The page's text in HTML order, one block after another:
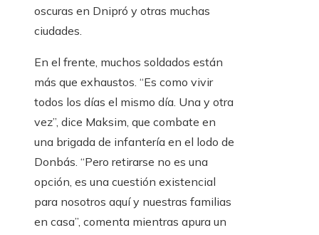
oscuras en Dnipró y otras muchas
ciudades.
En el frente, muchos soldados están
más que exhaustos. “Es como vivir
todos los días el mismo día. Una y otra
vez”, dice Maksim, que combate en
una brigada de infantería en el lodo de
Donbás. “Pero retirarse no es una
opción, es una cuestión existencial
para nosotros aquí y nuestras familias
en casa”, comenta mientras apura un